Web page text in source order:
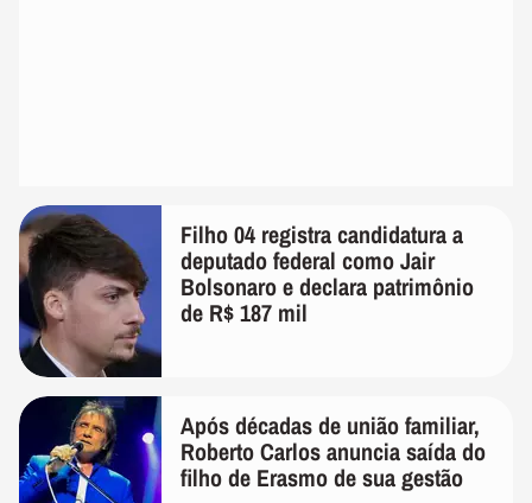
Filho 04 registra candidatura a
deputado federal como Jair
Bolsonaro e declara patrimônio
de R$ 187 mil
Após décadas de união familiar,
Roberto Carlos anuncia saída do
filho de Erasmo de sua gestão